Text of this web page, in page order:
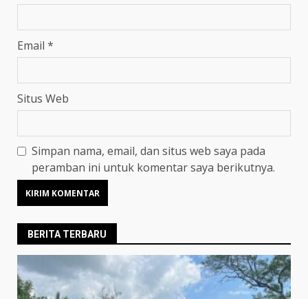
Email *
Situs Web
Simpan nama, email, dan situs web saya pada
peramban ini untuk komentar saya berikutnya.
BERITA TERBARU